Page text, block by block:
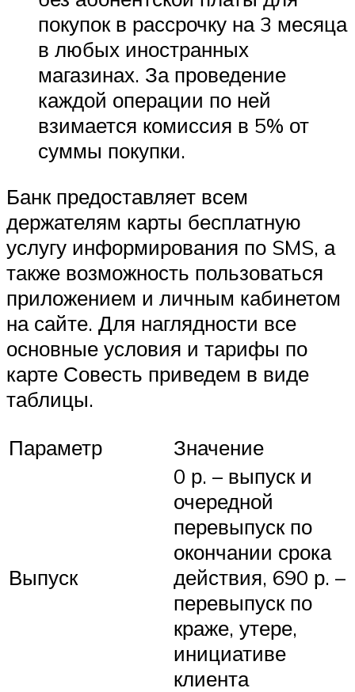
покупок в рассрочку на 3 месяца
в любых иностранных
магазинах. За проведение
каждой операции по ней
взимается комиссия в 5% от
суммы покупки.
Банк предоставляет всем
держателям карты бесплатную
услугу информирования по SMS, а
также возможность пользоваться
приложением и личным кабинетом
на сайте. Для наглядности все
основные условия и тарифы по
карте Совесть приведем в виде
таблицы.
Параметр
Значение
Выпуск
0 р. – выпуск и
очередной
перевыпуск по
окончании срока
действия, 690 р. –
перевыпуск по
краже, утере,
инициативе
клиента